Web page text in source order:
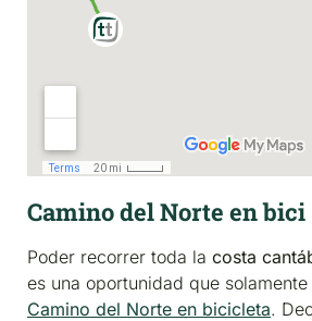
Camino del Norte en bici
Poder recorrer toda la costa
es una oportunidad que
Camino del Norte en bicicleta.